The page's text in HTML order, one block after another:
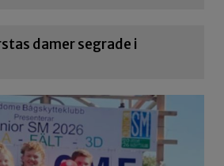
damer segrade i